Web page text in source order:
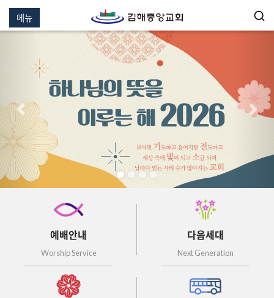
메뉴
이전 다음
예배안내
Worship Service
다음세대
Next Generation